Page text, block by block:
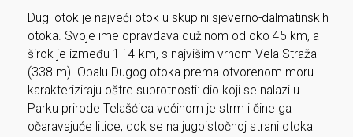
Dugi otok je najveći otok u skupini sjeverno-dalmatinskih
otoka. Svoje ime opravdava dužinom od oko 45 km, a
širok je između 1 i 4 km, s najvišim vrhom Vela Straža
(338 m). Obalu Dugog otoka prema otvorenom moru
karakteriziraju oštre suprotnosti: dio koji se nalazi u
Parku prirode Telašćica većinom je strm i čine ga
očaravajuće litice, dok se na jugoistočnoj strani otoka